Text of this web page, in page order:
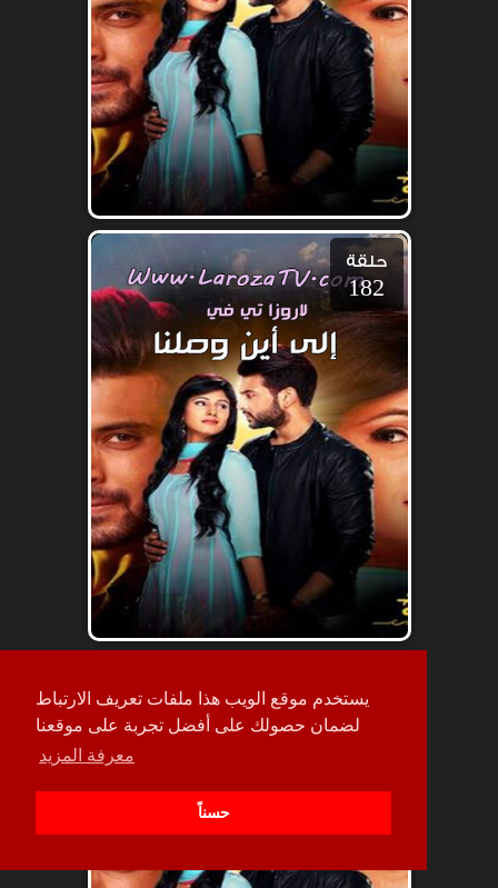
يستخدم موقع الويب هذا ملفات تعريف الارتباط
لضمان حصولك على أفضل تجربة على موقعنا
معرفة المزيد
حسناً
حلقة
182
181